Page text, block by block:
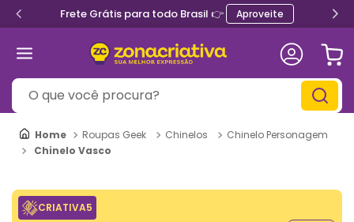
Frete Grátis para todo Brasil 👉 Aproveite
O que você procura?
Roupas Geek Chinelos
Chinelo Personagem
Chinelo Vasco
CRIATIVA5